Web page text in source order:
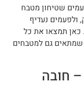
שטיחון מטבח
ולפעמים נעדיף
כאן תמצאו את כל
שמתאים גם למטבחים
– חובה